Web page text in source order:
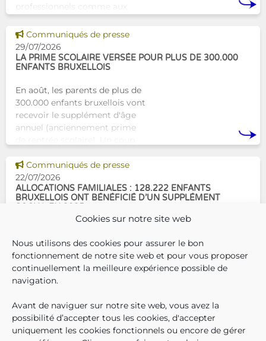
Cookies sur notre site web
Nous utilisons des cookies pour assurer le bon
fonctionnement de notre site web et pour vous proposer
continuellement la meilleure expérience possible de
navigation.
Avant de naviguer sur notre site web, vous avez la
possibilité d’accepter tous les cookies, d'accepter
uniquement les cookies fonctionnels ou encore de gérer
professionnels comme aux
Tam-Tam apporte une réponse
concrète avec une formation
dest
Voir cette news
Communiqués de presse
29/07/2026
LA PRIME SCOLAIRE VERSÉE POUR PLUS DE 300.000
ENFANTS BRUXELLOIS
En août, les parents de plus de
300.000 enfants bruxellois vont
recevoir le supplément d'âge
annuel (anciennement prime
commencer la
Voir cette news
Communiqués de presse
22/07/2026
ALLOCATIONS FAMILIALES : 128.222 ENFANTS
BRUXELLOIS ONT BÉNÉFICIÉ D’UN SUPPLÉMENT
En décembre 2025, 304.966
enfants bruxellois avaient droit
aux allocations familiales.
Parmi eux, 128.222
supplément social en plus du
montant de base de leurs all
QUI SOMMES-NOUS ?
TRAVAILLER CHEZ NOUS
TOUTES LES NEWS